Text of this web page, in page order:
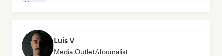
House
Luis V
Media Outlet/Journalist